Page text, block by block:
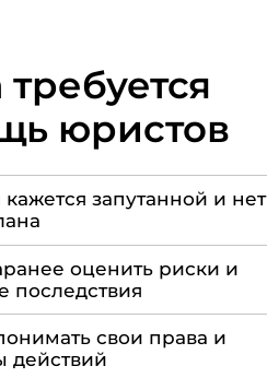
требуется
юристов
кажется запутанной и нет
оценить риски и
последствия
свои права и
действий